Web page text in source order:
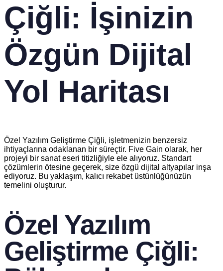
Çiğli: İşinizin
Özgün Dijital
Yol Haritası
Özel Yazılım Geliştirme Çiğli, işletmenizin benzersiz
ihtiyaçlarına odaklanan bir süreçtir. Five Gain olarak, her
projeyi bir sanat eseri titizliğiyle ele alıyoruz. Standart
çözümlerin ötesine geçerek, size özgü dijital altyapılar inşa
ediyoruz. Bu yaklaşım, kalıcı rekabet üstünlüğünüzün
temelini oluşturur.
Özel Yazılım
Geliştirme Çiğli: